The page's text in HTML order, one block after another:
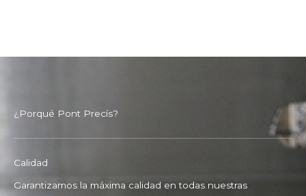
¿Porqué Pont Precís?
Calidad
Garantizamos la máxima calidad en todas nuestras